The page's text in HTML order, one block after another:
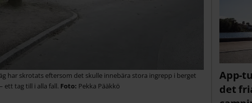
har skrotats eftersom det skulle innebära stora ingrepp i berget
ett tag till i alla fall.
Pekka Pääkkö
App-
det